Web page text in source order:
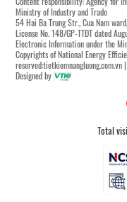
Ministry of Industry and Trade
54 Hai Ba Trung Str., Cua Nam
License No. 148/GP-TTĐT dated
Electronic Information under the
Copyrights of National Energy
reserved:tietkiemnangluong.com.vn
Designed by
Total